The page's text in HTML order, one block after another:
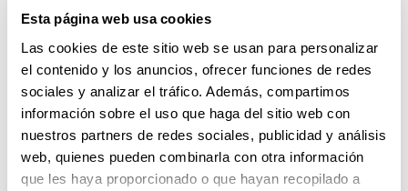
Esta página web usa cookies
Las cookies de este sitio web se usan para personalizar
el contenido y los anuncios, ofrecer funciones de redes
sociales y analizar el tráfico. Además, compartimos
información sobre el uso que haga del sitio web con
nuestros partners de redes sociales, publicidad y análisis
web, quienes pueden combinarla con otra información
que les haya proporcionado o que hayan recopilado a
Unibertsitatea: Escuela de Ingeniería de Bilbao
CONTACTO
Responsable del Máster :
DEL RIO GAZTELURRUTIA, MARIA TERESA
teresa.delrio@ehu.eus
Secretaría :
SECRETARÍA EIB - BILBAO